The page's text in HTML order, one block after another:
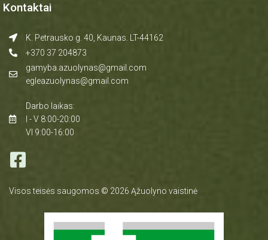
Kontaktai
K. Petrausko g. 40, Kaunas. LT-44162
+370 37 204873
gamyba.azuolynas@gmail.com
egleazuolynas@gmail.com
Darbo laikas:
I - V 8:00-20:00
VI 9:00-16:00
Visos teisės saugomos © 2026 Ąžuolyno vaistinė